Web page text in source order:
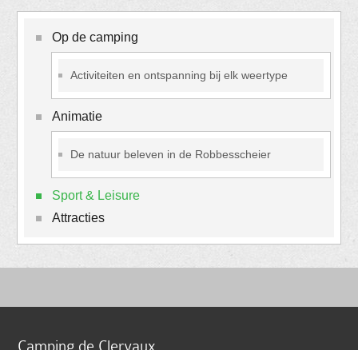
Op de camping
Activiteiten en ontspanning bij elk weertype
Animatie
De natuur beleven in de Robbesscheier
Sport & Leisure
Attracties
Camping de Clervaux